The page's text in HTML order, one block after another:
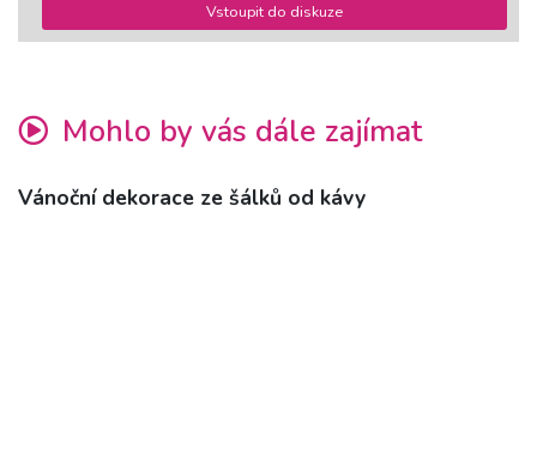
Vstoupit do diskuze
Mohlo by vás dále zajímat
Vánoční dekorace ze šálků od kávy